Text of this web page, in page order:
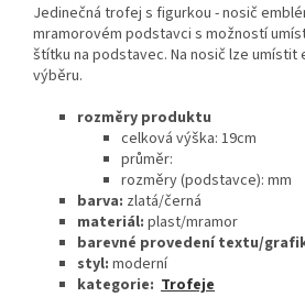
Jedinečná trofej s figurkou - nosič
mramorovém podstavci s možností
štítku na podstavec. Na nosič lze umístit
výběru.
rozměry produktu
celková výška: 19cm
průměr:
rozměry (podstavce): mm
barva: zlatá/černá
materiál: plast/mramor
barevné provedení textu/
styl: moderní
kategorie: Trofeje